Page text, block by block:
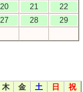
20 21
22
27 28
29
木 金 土 日
祝